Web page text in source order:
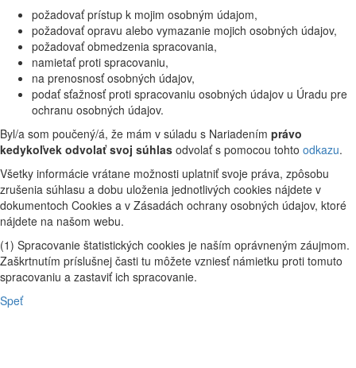
požadovať prístup k mojim osobným údajom,
požadovať opravu alebo vymazanie mojich osobných údajov,
požadovať obmedzenia spracovania,
namietať proti spracovaniu,
na prenosnosť osobných údajov,
podať sťažnosť proti spracovaniu osobných údajov u Úradu pre
ochranu osobných údajov.
Byl/a som poučený/á, že mám v súladu s Nariadením právo
kedykoľvek odvolať svoj súhlas odvolať s pomocou tohto odkazu.
Všetky informácie vrátane možnosti uplatniť svoje práva, zpôsobu
zrušenia súhlasu a dobu uloženia jednotlivých cookies nájdete v
dokumentoch Cookies a v Zásadách ochrany osobných údajov, ktoré
nájdete na našom webu.
(1) Spracovanie štatistických cookies je naším oprávneným záujmom.
Zaškrtnutím príslušnej časti tu môžete vzniesť námietku proti tomuto
spracovaniu a zastaviť ich spracovanie.
Speť